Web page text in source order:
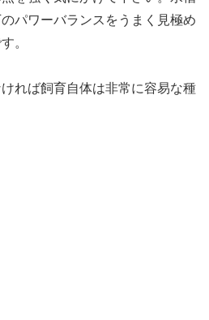
パワーバランスをうまく見極め
。
れば飼育自体は非常に容易な種